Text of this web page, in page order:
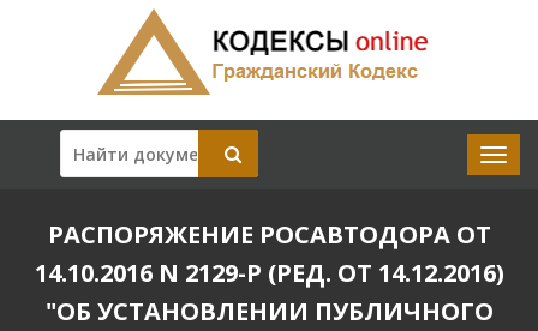
РАСПОРЯЖЕНИЕ РОСАВТОДОРА ОТ
14.10.2016 N 2129-Р (РЕД. ОТ 14.12.2016)
"ОБ УСТАНОВЛЕНИИ ПУБЛИЧНОГО